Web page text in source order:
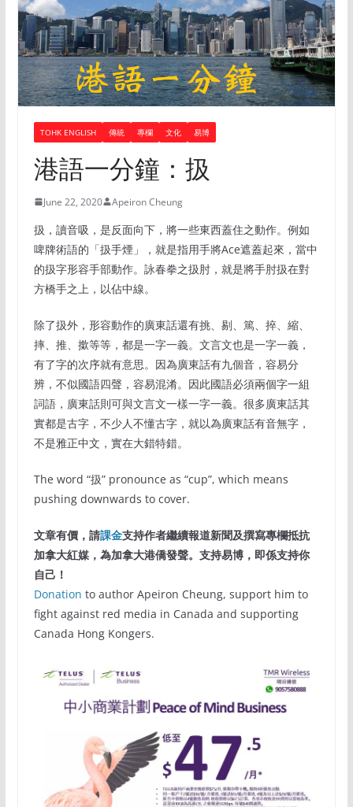
TOHK ENGLISH 傳統 專欄 文化 易博
港語一分鐘：扱
June 22, 2020 Apeiron Cheung
扱，讀音吸，是反面向下，將一些東西蓋住之動作。例如
啤牌術語的「扱手煙」，就是指用手將Ace遮蓋起來，當中
的扱字形容手部動作。詠春拳之扱肘，就是將手肘扱在對
方橋手之上，以佔中線。
除了扱外，形容動作的廣東話還有挑、剔、篤、捽、縮、
摔、推、撳等等，都是一字一義。文言文也是一字一義，
有了字的次序就有意思。因為廣東話有九個音，容易分
辨，不似國語四聲，容易混淆。因此國語必須兩個字一組
詞語，廣東話則可與文言文一樣一字一義。很多廣東話其
實都是古字，不少人不懂古字，就以為廣東話有音無字，
不是雅正中文，實在大錯特錯。
The word “扱” pronounce as “cup”, which means
pushing downwards to cover.
文章有價，請課金支持作者繼續報道新聞及撰寫專欄抵抗
加拿大紅媒，為加拿大港僑發聲。支持易博，即係支持你
自己！
Donation to author Apeiron Cheung, support him to
fight against red media in Canada and supporting
Canada Hong Kongers.